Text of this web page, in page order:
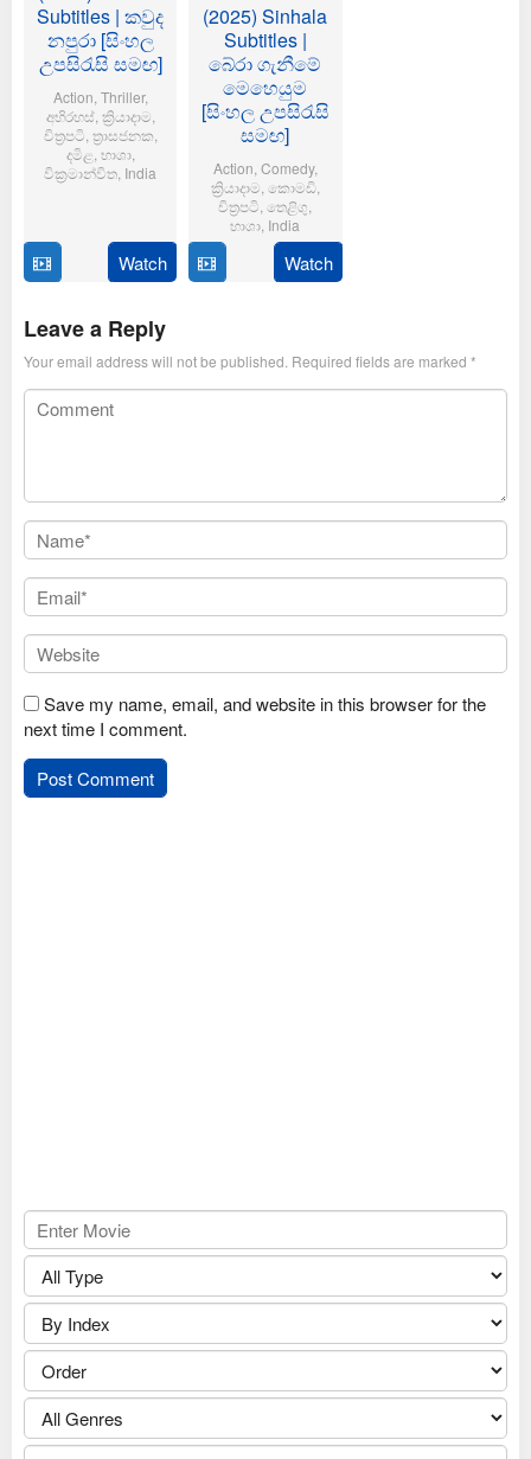
Subtitles | කවුද
නපුරා [සිංහල
උපසිරැසි සමඟ]
Action Thriller,
අභිරහස්, ක්‍රියාදාම
චිත්‍රපටි ත්‍රාසජනක
දමිළ භාශා,
වික්‍රමාන්විත India
Feb
2025
Thirumeni
Watch
(2025) Sinhala
Subtitles |
බේරා ගැනීමේ
මෙහෙයුම
[සිංහල උපසිරැසි
සමඟ]
Action Comedy,
ක්‍රියාදාම කොමඩි,
චිත්‍රපටි ,තෙළිගු
භාශා India
Jan
Anil
Ravipudi
Watch
Leave a Reply
Your email address will not be published. Required fields are marked *
Save my name, email, and website in this browser for the
next time I comment.